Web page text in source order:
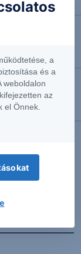
a
és a
weboldalon
az
el Önnek.